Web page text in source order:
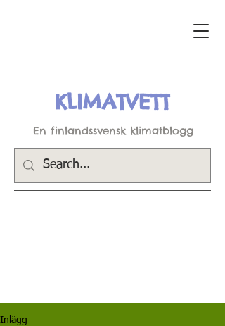
KLIMATVETT
En finlandssvensk klimatblogg
Inlägg